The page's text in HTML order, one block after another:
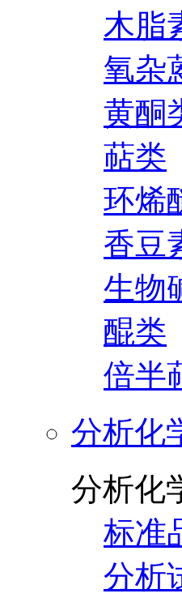
木脂
氧杂
黄酮
萜类
环烯
香豆
生物
醌类
倍半
分析化
分析化
标准
分析